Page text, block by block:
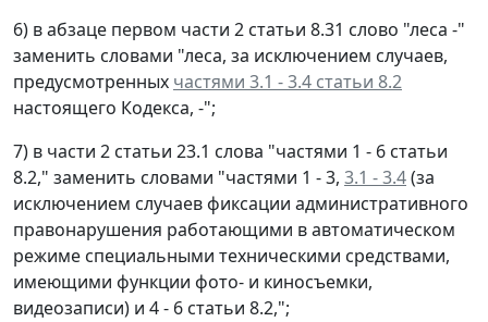
6) в абзаце первом части 2 статьи 8.31 слово "леса -"
заменить словами "леса, за исключением случаев,
предусмотренных частями 3.1 - 3.4 статьи 8.2
настоящего Кодекса, -";
7) в части 2 статьи 23.1 слова "частями 1 - 6 статьи
8.2," заменить словами "частями 1 - 3, 3.1 - 3.4(за
исключением случаев фиксации административного
правонарушения работающими в автоматическом
режиме специальными техническими средствами,
имеющими функции фото- и киносъемки,
видеозаписи) и 4 - 6 статьи 8.2,";